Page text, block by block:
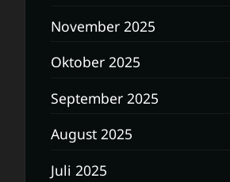
November 2025
Oktober 2025
September 2025
August 2025
Juli 2025